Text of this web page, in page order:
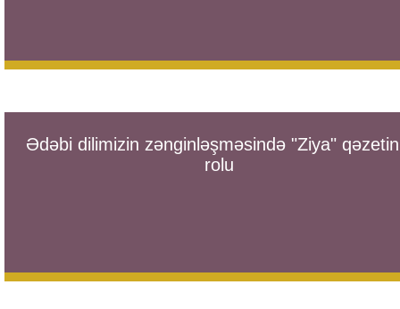
Ədəbi dilimizin zənginləşməsində "Ziya"
rolu